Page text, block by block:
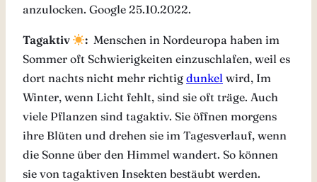
anzulocken. Google 25.10.2022.
Tagaktiv : Menschen in Nordeuropa haben im
Sommer oft Schwierigkeiten einzuschlafen, weil es
dort nachts nicht mehr richtig dunkel wird, Im
Winter, wenn Licht fehlt, sind sie oft träge. Auch
viele Pflanzen sind tagaktiv. Sie öffnen morgens
ihre Blüten und drehen sie im Tagesverlauf, wenn
die Sonne über den Himmel wandert. So können
sie von tagaktiven Insekten bestäubt werden.